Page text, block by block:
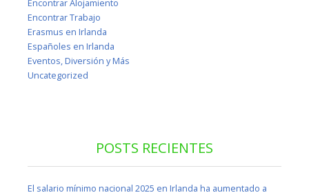
Encontrar Alojamiento
Encontrar Trabajo
Erasmus en Irlanda
Españoles en Irlanda
Eventos, Diversión y Más
Uncategorized
POSTS RECIENTES
El salario mínimo nacional 2025 en Irlanda ha aumentado a